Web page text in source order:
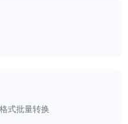
式批量转换